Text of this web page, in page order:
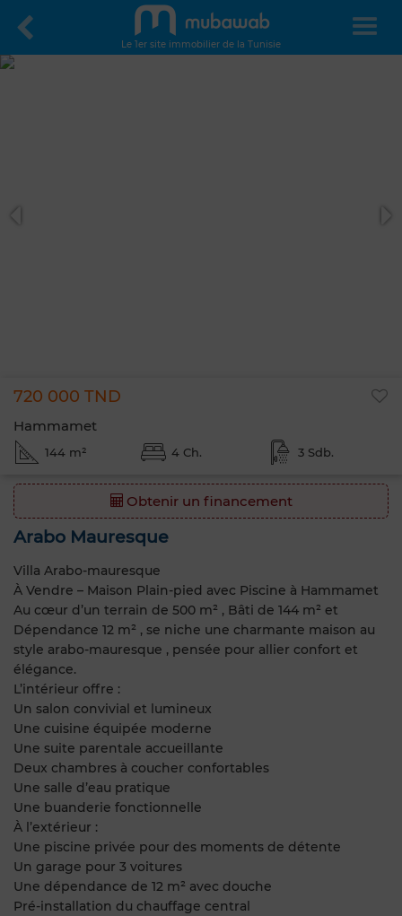
Le 1er site immobilier de la Tunisie
720 000 TND
Hammamet
144 m² 4 Ch. 3 Sdb.
Obtenir un financement
Arabo Mauresque
Villa Arabo-mauresque
À Vendre – Maison Plain-pied avec Piscine à Hammamet
Au cœur d’un terrain de 500 m² , Bâti de 144 m² et
Dépendance 12 m² , se niche une charmante maison au
style arabo-mauresque , pensée pour allier confort et
élégance.
L’intérieur offre :
Un salon convivial et lumineux
Une cuisine équipée moderne
Une suite parentale accueillante
Deux chambres à coucher confortables
Une salle d’eau pratique
Une buanderie fonctionnelle
À l’extérieur :
Une piscine privée pour des moments de détente
Un garage pour 3 voitures
Une dépendance de 12 m² avec douche
Pré-installation du chauffage central